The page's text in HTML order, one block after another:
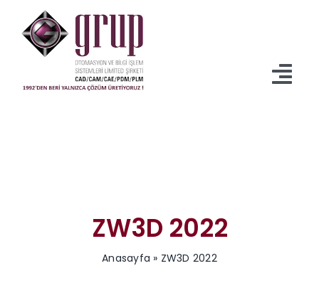
İndirmeler
ZW3D 2022
Anasayfa » ZW3D 2022